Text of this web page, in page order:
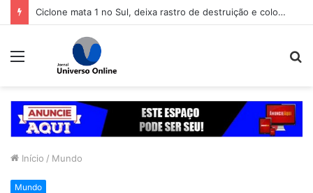
Ciclone mata 1 no Sul, deixa rastro de destruição e coloca 11 estados em alerta
Menu
Início / Mundo
Mundo